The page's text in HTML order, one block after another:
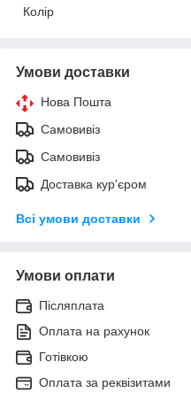
Колір
Умови доставки
Нова Пошта
Самовивіз
Самовивіз
Доставка кур'єром
Всі умови доставки
Умови оплати
Післяплата
Оплата на рахунок
Готівкою
Оплата за реквізитами